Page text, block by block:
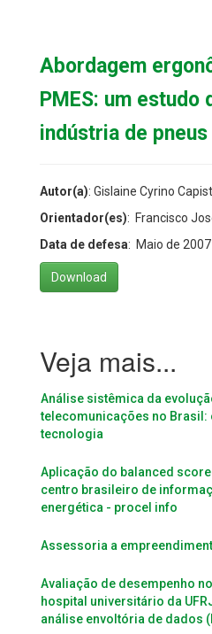
Abordagem
PMES: um estudo
indústria de
Autor(a): Gislaine Cyrino
Orientador(es): Francisco
Data de defesa: Maio de 2007
Download
Análise sistêmica da
telecomunicações no Brasil:
tecnologia
Aplicação do balanced
centro brasileiro de
energética - procel info
Assessoria a
Avaliação de desempenho
hospital universitário da
análise envoltória de dados